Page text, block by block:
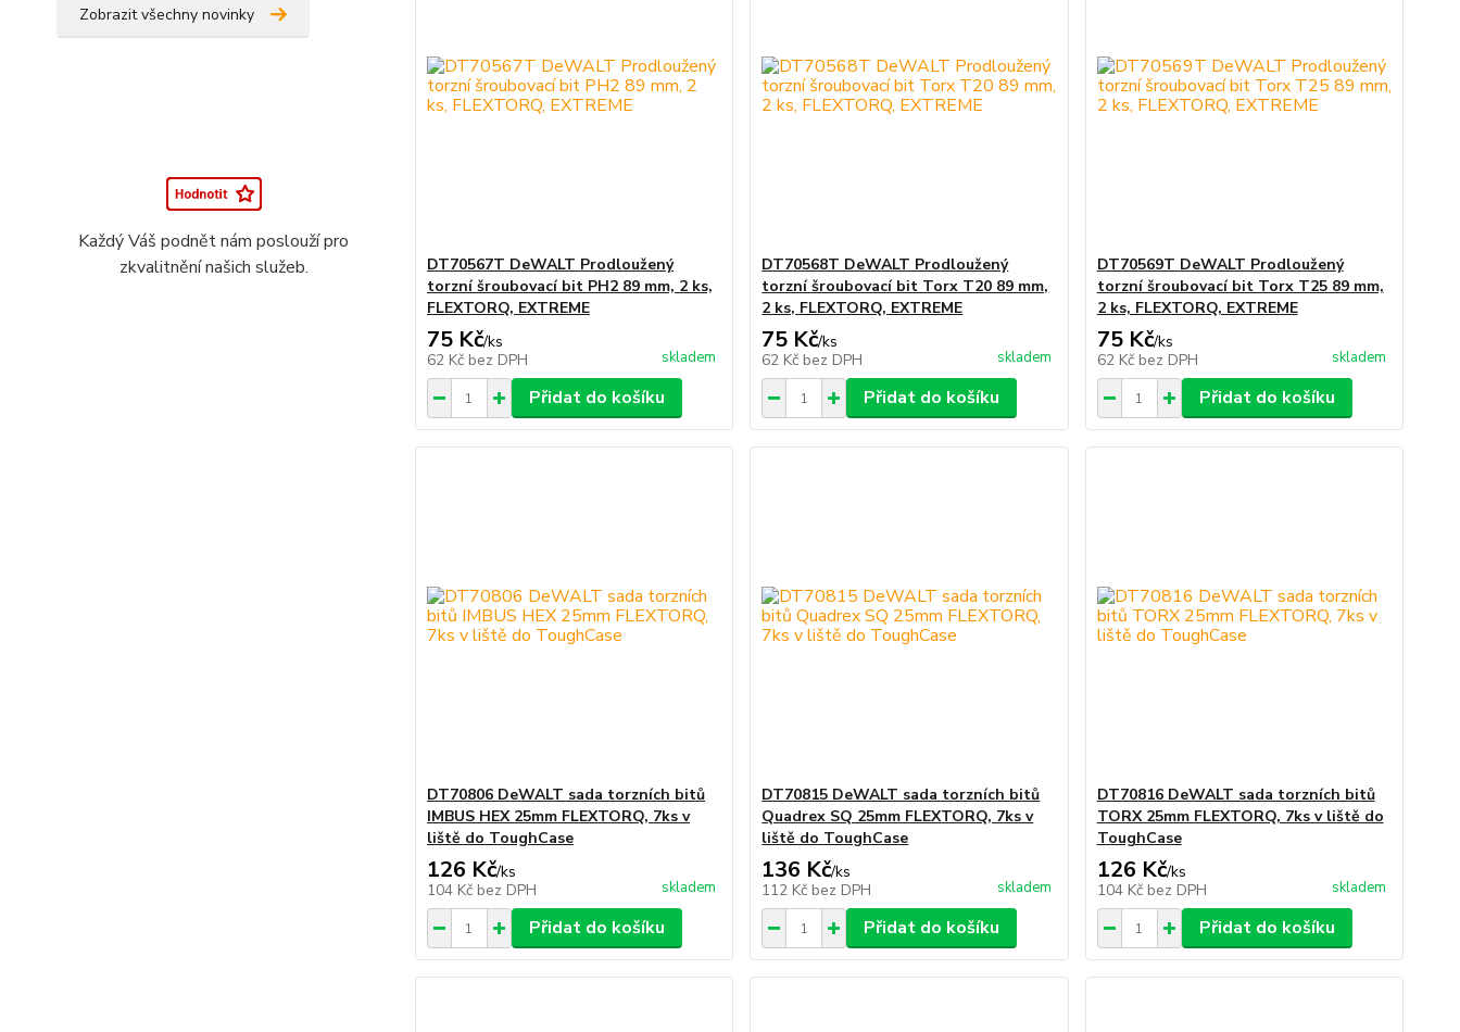
Zobrazit všechny novinky
Každý Váš podnět nám poslouží pro
zkvalitnění našich služeb.
DT70567T DeWALT Prodloužený
torzní šroubovací bit PH2 89 mm, 2 ks,
FLEXTORQ, EXTREME
75 Kč/ks
62 Kč bez DPH skladem
Přidat do košíku
DT70568T DeWALT Prodloužený
torzní šroubovací bit Torx T20 89 mm,
2 ks, FLEXTORQ, EXTREME
75 Kč/ks
62 Kč bez DPH skladem
Přidat do košíku
DT70569T DeWALT Prodloužený
torzní šroubovací bit Torx T25 89 mm,
2 ks, FLEXTORQ, EXTREME
75 Kč/ks
62 Kč bez DPH skladem
Přidat do košíku
DT70806 DeWALT sada torzních bitů
IMBUS HEX 25mm FLEXTORQ, 7ks v
liště do ToughCase
126 Kč/ks
104 Kč bez DPH skladem
Přidat do košíku
DT70815 DeWALT sada torzních bitů
Quadrex SQ 25mm FLEXTORQ, 7ks v
liště do ToughCase
136 Kč/ks
112 Kč bez DPH skladem
Přidat do košíku
DT70816 DeWALT sada torzních bitů
TORX 25mm FLEXTORQ, 7ks v liště do
ToughCase
126 Kč/ks
104 Kč bez DPH skladem
Přidat do košíku